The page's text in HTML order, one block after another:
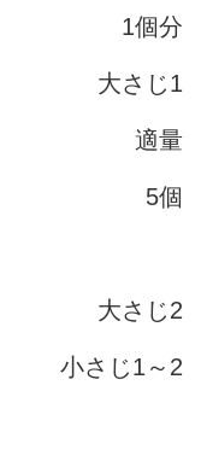
1個分
大さじ1
適量
5個
大さじ2
小さじ1～2